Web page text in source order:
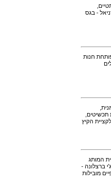
- בגס
חנות
תכשיטים,
הקיץ
המותג
ברצלונה -
מובילות